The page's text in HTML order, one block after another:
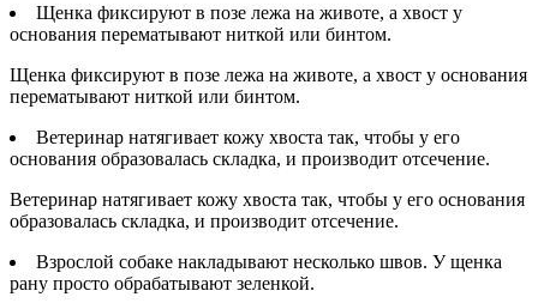
Щенка фиксируют в позе лежа на животе, а хвост у
основания перематывают ниткой или бинтом.
Щенка фиксируют в позе лежа на животе, а хвост у основания
перематывают ниткой или бинтом.
Ветеринар натягивает кожу хвоста так, чтобы у его
основания образовалась складка, и производит отсечение.
Ветеринар натягивает кожу хвоста так, чтобы у его основания
образовалась складка, и производит отсечение.
Взрослой собаке накладывают несколько швов. У щенка
рану просто обрабатывают зеленкой.